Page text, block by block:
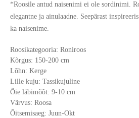
*Roosile antud naisenimi ei ole sordinimi.
elegantne ja ainulaadne. Seepärast
ka naisenime.
Roosikategooria: Roniroos
Kõrgus: 150-200 cm
Lõhn: Kerge
Lille kuju: Tassikujuline
Õie läbimõõt: 9-10 cm
Värvus: Roosa
Õitsemisaeg: Juun-Okt